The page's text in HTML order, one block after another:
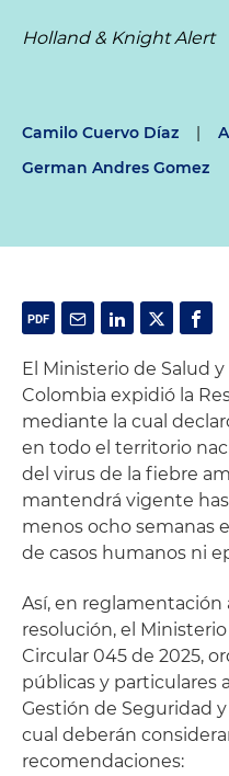
Holland & Knight Alert
Camilo Cuervo Díaz |
German Andres Gomez
El Ministerio de Salud
Colombia expidió la
mediante la cual
en todo el territorio
del virus de la fiebre
mantendrá vigente
menos ocho semanas
de casos humanos ni
Así, en
resolución, el
Circular 045 de 2025,
públicas y particulares
Gestión de Seguridad
cual deberán
recomendaciones: